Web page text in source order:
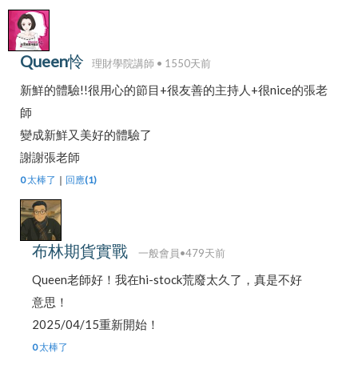
Queen怜 理財學院講師 • 1550天前
新鮮的體驗!!很用心的節目+很友善的主持人+很nice的張老
師
變成新鮮又美好的體驗了
謝謝張老師
0 太棒了 ｜ 回應(1)
布林期貨實戰 一般會員•479天前
Queen老師好！我在hi-stock荒廢太久了，真是不好
意思！
2025/04/15重新開始！
0 太棒了